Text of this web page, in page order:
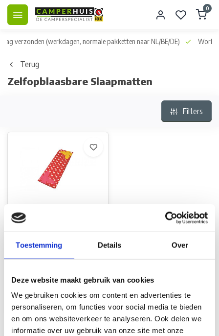
Toestemming Details Over
Deze website maakt gebruik van cookies
We gebruiken cookies om content en advertenties te
personaliseren, om functies voor social media te bieden
en om ons websiteverkeer te analyseren. Ook delen we
informatie over uw gebruik van onze site met onze
0
verzonden(werkdagen, normale pakketten naar NL/BE/DE) World
Terug
Zelfopblaasbare Slaapmatten
Filters
Outwell Butterfly Girl
Zelfopblaasbare
Slaapmat 740018
€39,95